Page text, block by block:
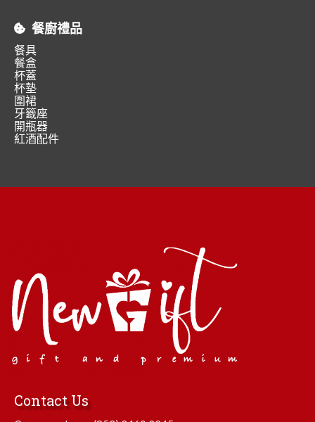
餐廚禮品
餐具
餐盒
杯蓋
杯墊
圍裙
牙籤座
開瓶器
紅酒配件
Contact Us